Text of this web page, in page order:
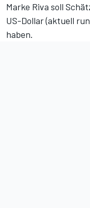
Marke Riva soll
US-Dollar (aktuell
haben.